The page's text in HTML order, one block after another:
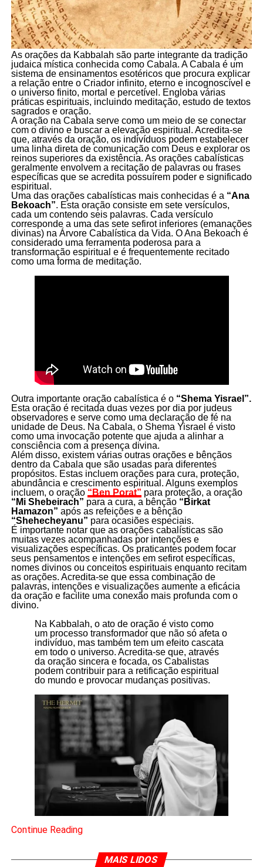
As orações da Kabbalah são parte integrante da tradição
judaica mística conhecida como Cabala. A Cabala é um
sistema de ensinamentos esotéricos que procura explicar
a relação entre o Criador infinito, eterno e incognoscível e
o universo finito, mortal e percetível. Engloba várias
práticas espirituais, incluindo meditação, estudo de textos
sagrados e oração.
A oração na Cabala serve como um meio de se conectar
com o divino e buscar a elevação espiritual. Acredita-se
que, através da oração, os indivíduos podem estabelecer
uma linha direta de comunicação com Deus e explorar os
reinos superiores da existência. As orações cabalísticas
geralmente envolvem a recitação de palavras ou frases
específicas que se acredita possuírem poder e significado
espiritual.
Uma das orações cabalísticas mais conhecidas é a “Ana
Bekoach”. Esta oração consiste em sete versículos,
cada um contendo seis palavras. Cada versículo
corresponde a uma das sete sefirot inferiores (emanações
divinas) na Árvore Cabalística da Vida. O Ana Bekoach é
considerado uma ferramenta poderosa para a
transformação espiritual e é frequentemente recitado
como uma forma de meditação.
Outra importante oração cabalística é o “Shema Yisrael”.
Esta oração é recitada duas vezes por dia por judeus
observadores e serve como uma declaração de fé na
unidade de Deus. Na Cabala, o Shema Yisrael é visto
como uma invocação potente que ajuda a alinhar a
consciência com a presença divina.
Além disso, existem várias outras orações e bênçãos
dentro da Cabala que são usadas para diferentes
propósitos. Estas incluem orações para cura, proteção,
abundância e crescimento espiritual. Alguns exemplos
incluem, o oração “Ben Porat” para proteção, a oração
“Mi Shebeirach” para a cura, a bênção “Birkat
Hamazon” após as refeições e a bênção
“Shehecheyanu” para ocasiões especiais.
É importante notar que as orações cabalísticas são
muitas vezes acompanhadas por intenções e
visualizações específicas. Os praticantes podem focar
seus pensamentos e intenções em sefirot específicas,
nomes divinos ou conceitos espirituais enquanto recitam
as orações. Acredita-se que essa combinação de
palavras, intenções e visualizações aumente a eficácia
da oração e facilite uma conexão mais profunda com o
divino.
Na Kabbalah, o ato de oração é visto como
um processo transformador que não só afeta o
indivíduo, mas também tem um efeito cascata
em todo o universo. Acredita-se que, através
da oração sincera e focada, os Cabalistas
podem contribuir para a retificação espiritual
do mundo e provocar mudanças positivas.
Continue Reading
MAIS LIDOS